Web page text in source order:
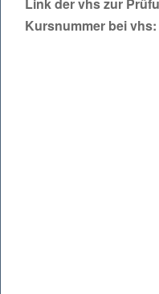
Kursnummer bei vhs: